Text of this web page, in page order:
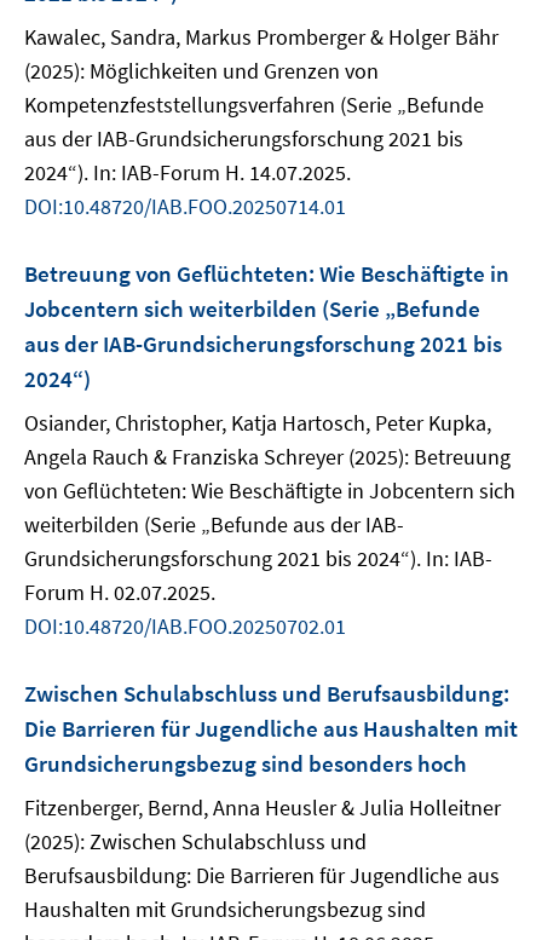
Kawalec, Sandra, Markus Promberger & Holger Bähr
(2025): Möglichkeiten und Grenzen von
Kompetenzfeststellungsverfahren (Serie „Befunde
aus der IAB-Grundsicherungsforschung 2021 bis
2024“). In: IAB-Forum H. 14.07.2025.
DOI:10.48720/IAB.FOO.20250714.01
Betreuung von Geflüchteten: Wie Beschäftigte in
Jobcentern sich weiterbilden (Serie „Befunde
aus der IAB-Grundsicherungsforschung 2021 bis
2024“)
Osiander, Christopher, Katja Hartosch, Peter Kupka,
Angela Rauch & Franziska Schreyer (2025): Betreuung
von Geflüchteten: Wie Beschäftigte in Jobcentern sich
weiterbilden (Serie „Befunde aus der IAB-
Grundsicherungsforschung 2021 bis 2024“). In: IAB-
Forum H. 02.07.2025.
DOI:10.48720/IAB.FOO.20250702.01
Zwischen Schulabschluss und Berufsausbildung:
Die Barrieren für Jugendliche aus Haushalten mit
Grundsicherungsbezug sind besonders hoch
Fitzenberger, Bernd, Anna Heusler & Julia Holleitner
(2025): Zwischen Schulabschluss und
Berufsausbildung: Die Barrieren für Jugendliche aus
Haushalten mit Grundsicherungsbezug sind